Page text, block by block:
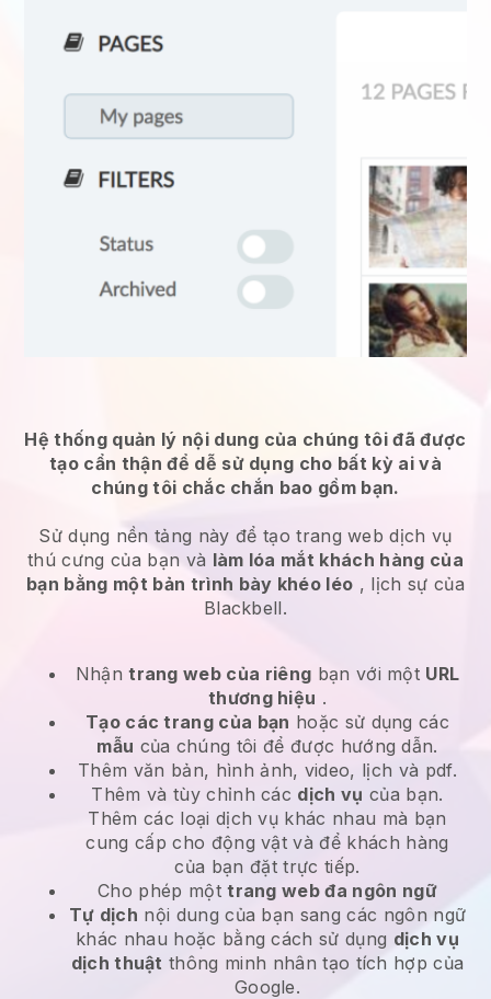
Hệ thống quản lý nội dung của chúng tôi đã được
tạo cẩn thận để dễ sử dụng cho bất kỳ ai và
chúng tôi chắc chắn bao gồm bạn.
Sử dụng nền tảng này để tạo trang web dịch vụ
thú cưng của bạn và làm lóa mắt khách hàng của
bạn bằng một bản trình bày khéo léo , lịch sự của
Blackbell.
Nhậntrang web của riêng bạn với một URL
thương hiệu .
Tạo các trang của bạn hoặc sử dụng các
mẫu của chúng tôi để được hướng dẫn.
Thêm văn bản, hình ảnh, video, lịch và pdf.
Thêm và tùy chỉnh các dịch vụ của bạn.
Thêm các loại dịch vụ khác nhau mà bạn
cung cấp cho động vật và để khách hàng
của bạn đặt trực tiếp.
Cho phép mộttrang web đa ngôn ngữ
Tự dịch nội dung của bạn sang các ngôn ngữ
khác nhau hoặc bằng cách sử dụng dịch vụ
dịch thuật thông minh nhân tạo tích hợp của
Google.